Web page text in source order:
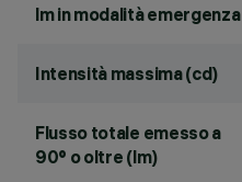
lm in modalità emergenza
Intensità massima (cd)
Flusso totale emesso a
90° o oltre (lm)